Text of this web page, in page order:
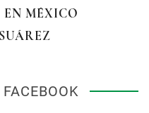
MÉXICO